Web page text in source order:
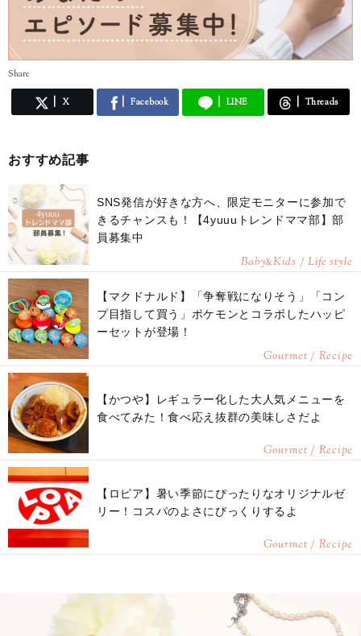
Share
X Facebook LINE Threads
おすすめ記事
SNS発信が好きな方へ、限定モニターに参加で
きるチャンスも！【4yuuuトレンドママ部】部
員募集中
Baby&Kids / Life style
【マクドナルド】「争奪戦になりそう」「コン
プ目指して買う」ポケモンとコラボしたハッピ
ーセットが登場！
Gourmet / Recipe
【かつや】レギュラー化した大人気メニューを
食べてみた！食べ応え抜群の美味しさだよ
Gourmet / Recipe
【ロピア】暑い季節にぴったりなオリジナルゼ
リー！コスパのよさにびっくりするよ
Gourmet / Recipe